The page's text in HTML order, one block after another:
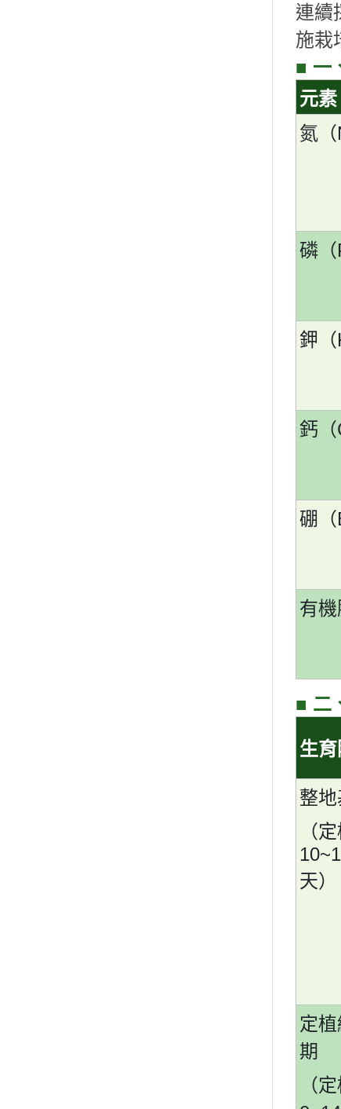
連續
施栽
■ 一
元素
氮（
磷（
鉀（
鈣（
硼（
有
■ 二
生
整
（
天）
定
期
（